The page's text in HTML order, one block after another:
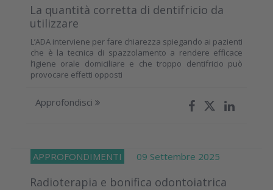
La quantità corretta di dentifricio da
utilizzare
L’ADA interviene per fare chiarezza spiegando ai pazienti
che è la tecnica di spazzolamento a rendere efficace
l’igiene orale domiciliare e che troppo dentifricio può
provocare effetti opposti
Approfondisci
APPROFONDIMENTI 09 Settembre 2025
Radioterapia e bonifica odontoiatrica